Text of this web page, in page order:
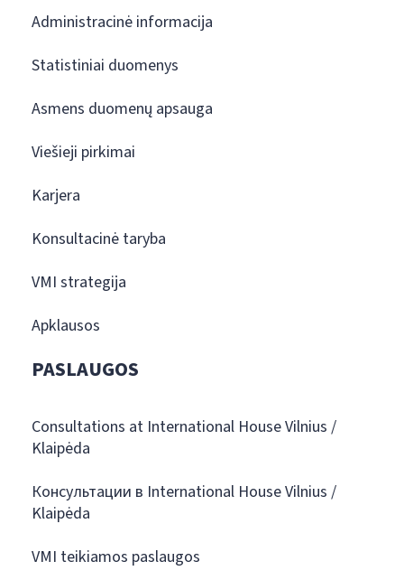
Administracinė informacija
Statistiniai duomenys
Asmens duomenų apsauga
Viešieji pirkimai
Karjera
Konsultacinė taryba
VMI strategija
Apklausos
PASLAUGOS
Consultations at International House Vilnius /
Klaipėda
Консультации в International House Vilnius /
Klaipėda
VMI teikiamos paslaugos